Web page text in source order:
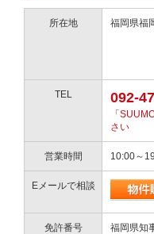
所在地 福岡県福
TEL 092-
「
さい
営業時間 10:00～
Eメールで相談
免許番号
福岡県知